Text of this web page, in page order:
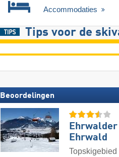
Accommodaties
Tips voor de
Beoordelingen
Ehrwald
Topskigebied